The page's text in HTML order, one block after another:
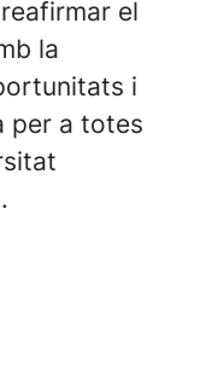
el
la
i
per a totes